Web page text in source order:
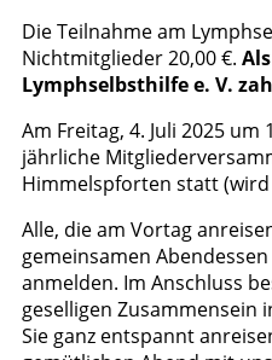
Die Teilnahme am
Nichtmitglieder 20,00 €.
Lymphselbsthilfe e. V.
Am Freitag, 4. Juli 2025
jährliche
Himmelspforten statt
Alle, die am Vortag
gemeinsamen
anmelden. Im Anschluss
geselligen Zusammensein
Sie ganz entspannt